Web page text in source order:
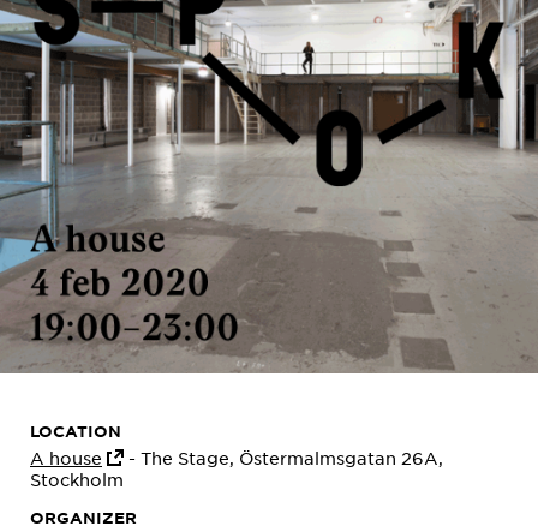
LOCATION
A house
- The Stage, Östermalmsgatan 26A,
Stockholm
ORGANIZER